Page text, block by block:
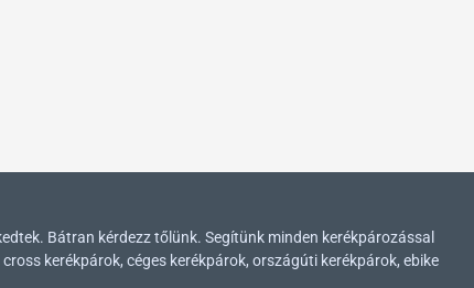
Bátran kérdezz tőlünk. Segítünk minden kerékpározással
kerékpárok, céges kerékpárok, országúti kerékpárok, ebike